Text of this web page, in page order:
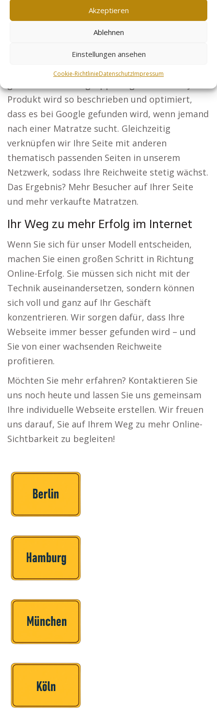
Akzeptieren
Ablehnen
Einstellungen ansehen
Cookie-RichtlinieDatenschutzImpressum
Ein Beispiel aus der Praxis
zum Beispiel hochwertige Matratzen. Mit
unserer Hilfe erstellen wir eine Webseite, die
Produkt wird so beschrieben und optimiert,
dass es bei Google gefunden wird, wenn jemand
nach einer Matratze sucht. Gleichzeitig
verknüpfen wir Ihre Seite mit anderen
thematisch passenden Seiten in unserem
Netzwerk, sodass Ihre Reichweite stetig wächst.
Das Ergebnis? Mehr Besucher auf Ihrer Seite
und mehr verkaufte Matratzen.
Ihr Weg zu mehr Erfolg im Internet
Wenn Sie sich für unser Modell entscheiden,
machen Sie einen großen Schritt in Richtung
Online-Erfolg. Sie müssen sich nicht mit der
Technik auseinandersetzen, sondern können
sich voll und ganz auf Ihr Geschäft
konzentrieren. Wir sorgen dafür, dass Ihre
Webseite immer besser gefunden wird – und
Sie von einer wachsenden Reichweite
profitieren.
Möchten Sie mehr erfahren? Kontaktieren Sie
uns noch heute und lassen Sie uns gemeinsam
Ihre individuelle Webseite erstellen. Wir freuen
uns darauf, Sie auf Ihrem Weg zu mehr Online-
Sichtbarkeit zu begleiten!